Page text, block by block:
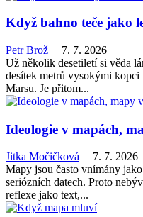
Když bahno teče jako
Petr Brož | 7. 7. 2026
Už několik desetiletí si věda
desítek metrů vysokými kopci
Marsu. Je přitom...
Ideologie v mapách,
Jitka Močičková | 7. 7. 2026
Mapy jsou často vnímány
seriózních datech. Proto
reflexe jako text,...